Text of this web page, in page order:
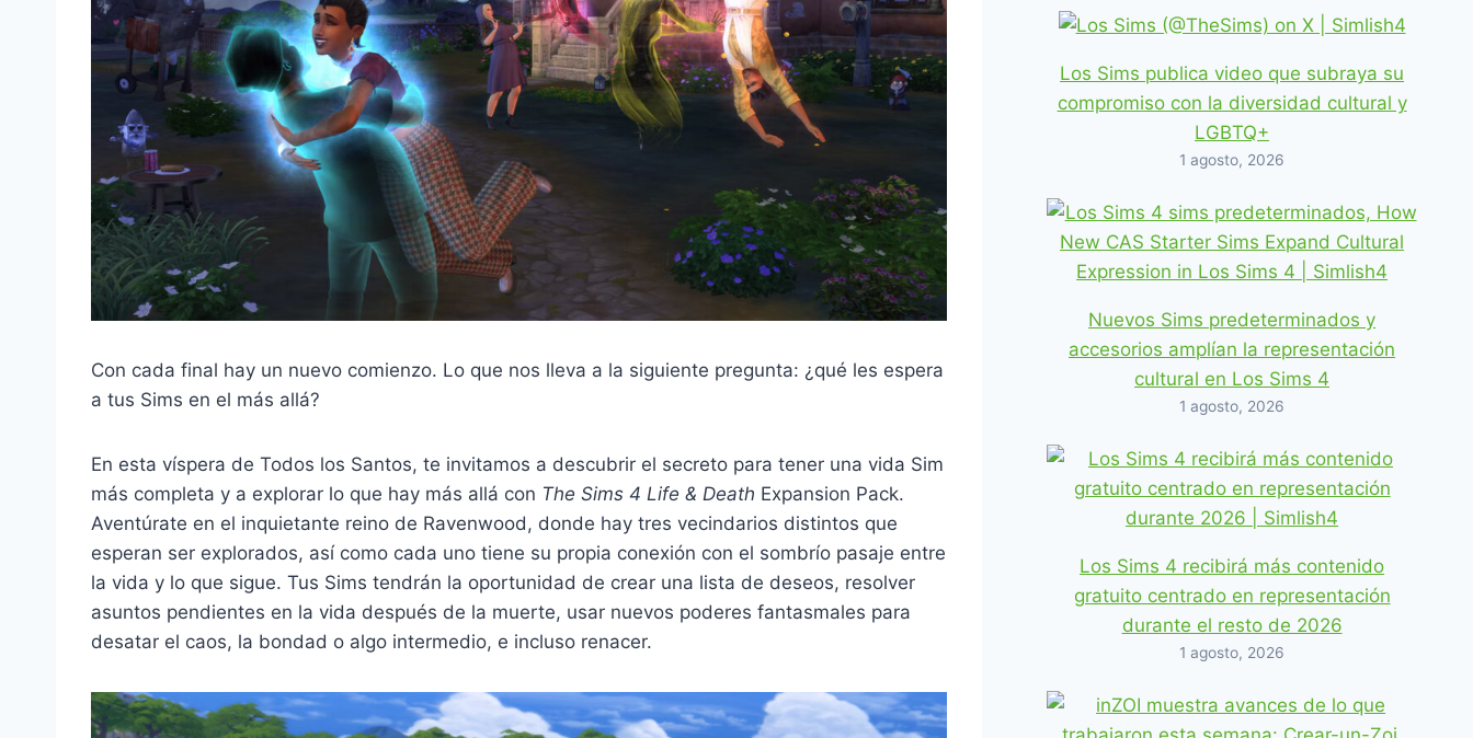
Con cada final hay un nuevo comienzo. Lo que nos lleva a la siguiente pregunta: ¿qué les espera
a tus Sims en el más allá?
En esta víspera de Todos los Santos, te invitamos a descubrir el secreto para tener una vida Sim
más completa y a explorar lo que hay más allá con The Sims 4 Life & Death Expansion Pack.
Aventúrate en el inquietante reino de Ravenwood, donde hay tres vecindarios distintos que
esperan ser explorados, así como cada uno tiene su propia conexión con el sombrío pasaje entre
la vida y lo que sigue. Tus Sims tendrán la oportunidad de crear una lista de deseos, resolver
asuntos pendientes en la vida después de la muerte, usar nuevos poderes fantasmales para
desatar el caos, la bondad o algo intermedio, e incluso renacer.
Los Sims publica video que subraya su
compromiso con la diversidad cultural y
LGBTQ+
1 agosto, 2026
Nuevos Sims predeterminados y
accesorios amplían la representación
cultural en Los Sims 4
1 agosto, 2026
Los Sims 4 recibirá más contenido
gratuito centrado en representación
durante el resto de 2026
1 agosto, 2026